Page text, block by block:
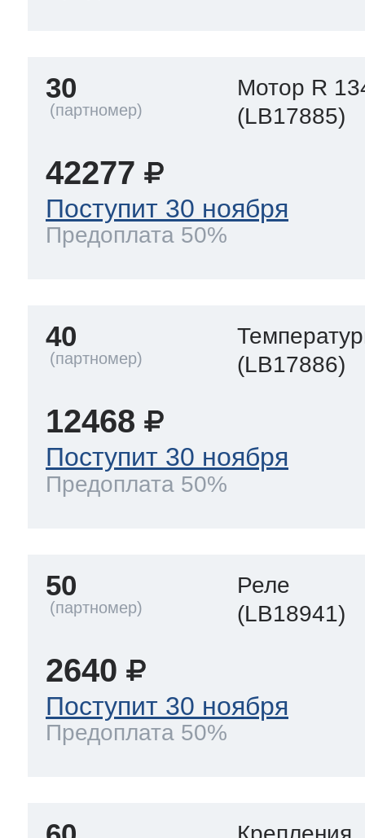
30
Мотор R
(LB17885)
42277
Поступит 30 ноября
Предоплата 50%
40
(LB17886)
12468
Поступит 30 ноября
Предоплата 50%
50
Реле
(LB18941)
2640
Поступит 30 ноября
Предоплата 50%